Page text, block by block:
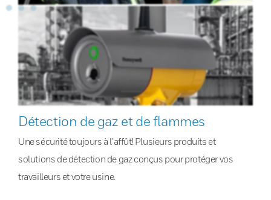
Détection de gaz et de flammes
Une sécurité toujours à l’affût! Plusieurs produits et
solutions de détection de gaz conçus pour protéger vos
travailleurs et votre usine.